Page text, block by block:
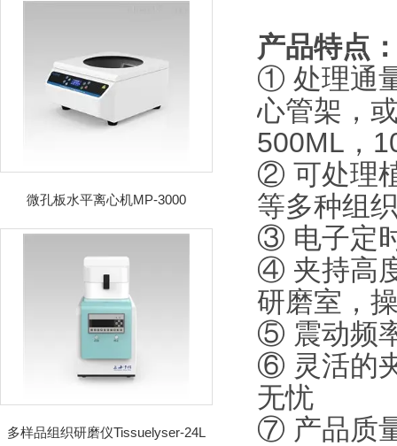
微孔板水平离心机MP-3000
多样品组织研磨仪Tissuelyser-24L
产品特点
① 处理通
心管架，
500ML，
② 可处理
等多种组
③ 电子定
④ 夹持高
研磨室，
⑤ 震动频
⑥ 灵活的
无忧
⑦ 产品质